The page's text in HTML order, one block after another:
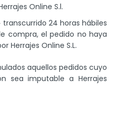
Online S.l.
24 horas hábiles
compra, el pedido no haya
Herrajes Online S.L.
aquellos pedidos cuyo
sea imputable a Herrajes